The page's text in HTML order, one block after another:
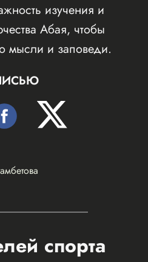
изучения и
Абая, чтобы
мысли и заповеди.
спорта